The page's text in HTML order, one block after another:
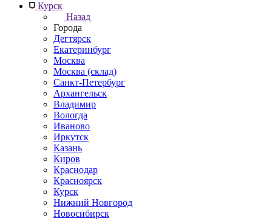
Курск
Назад
Города
Дегтярск
Екатеринбург
Москва
Москва (склад)
Санкт-Петербург
Архангельск
Владимир
Вологда
Иваново
Иркутск
Казань
Киров
Краснодар
Красноярск
Курск
Нижний Новгород
Новосибирск